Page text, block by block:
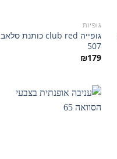
גופיות
גופייה club red כותנת סלאב
507
₪179